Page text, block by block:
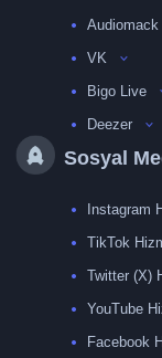
Audiomack
VK
Bigo Live
Deezer
Sosyal
Instagram
TikTok
Twitter (X)
YouTube
Facebook